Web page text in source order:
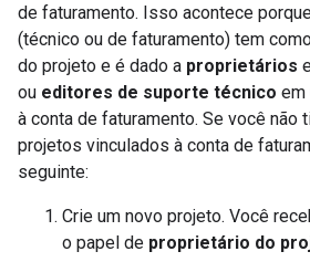
de faturamento. Isso acontece
(técnico ou de faturamento) tem
do projeto e é dado a proprietários
ou editores de suporte técnico em
à conta de faturamento. Se você não
projetos vinculados à conta de
seguinte:
Crie um novo projeto. Você
o papel de proprietário do